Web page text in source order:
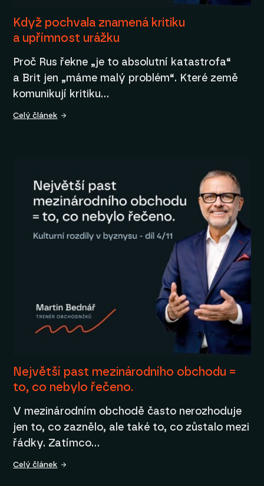
Když pochvala znamená kritiku
a upřímnost urážku
Proč Rus řekne „je to absolutní katastrofa“
a Brit jen „máme malý problém“. Které země
komunikují kritiku…
Celý článek
Největší past mezinárodního obchodu =
to, co nebylo řečeno.
V mezinárodním obchodě často nerozhoduje
jen to, co zaznělo, ale také to, co zůstalo mezi
řádky. Zatímco…
Celý článek